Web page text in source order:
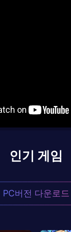
인기 게임
PC버전 다운로드